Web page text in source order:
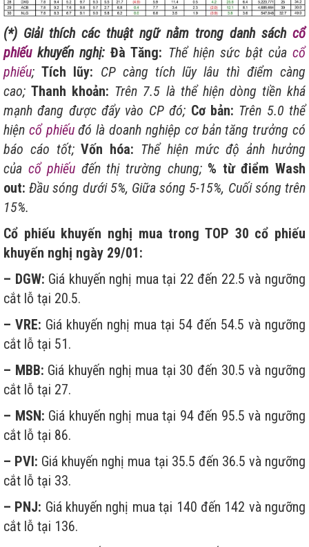
(*) Giải thích các thuật ngữ nằm trong danh sách cổ
phiếukhuyến nghị:Đà Tăng: Thể hiện sức bật củacổ
phiếu;Tích lũy: CP càng tích lũy lâu thì điểm càng
cao;Thanh khoản: Trên 7.5 là thể hiện dòng tiền khá
mạnh đang được đẩy vào CP đó; Cơ bản: Trên 5.0 thể
hiện cổ phiếuđó là doanh nghiệp cơ bản tăng trưởng có
báo cáo tốt;Vốn hóa: Thể hiện mức độ ảnh hưởng
của cổ phiếu đến thị trường chung; % từ điểm Wash
out: Đầu sóng dưới 5%, Giữa sóng 5-15%, Cuối sóng trên
15%.
Cổ phiếu khuyến nghị mua trong TOP 30 cổ phiếu
khuyến nghị ngày 29/01:
– DGW: Giá khuyến nghị mua tại 22 đến 22.5 và ngưỡng
cắt lỗ tại 20.5.
– VRE: Giá khuyến nghị mua tại 54 đến 54.5 và ngưỡng
cắt lỗ tại 51.
– MBB: Giá khuyến nghị mua tại 30 đến 30.5 và ngưỡng
cắt lỗ tại 27.
– MSN: Giá khuyến nghị mua tại 94 đến 95.5 và ngưỡng
cắt lỗ tại 86.
– PVI: Giá khuyến nghị mua tại 35.5 đến 36.5 và ngưỡng
cắt lỗ tại 33.
– PNJ: Giá khuyến nghị mua tại 140 đến 142 và ngưỡng
cắt lỗ tại 136.